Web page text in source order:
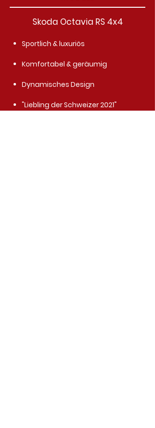
Skoda Octavia RS 4x4
Sportlich & luxuriös
Komfortabel & geräumig
Dynamisches Design
"Liebling der Schweizer 2021"